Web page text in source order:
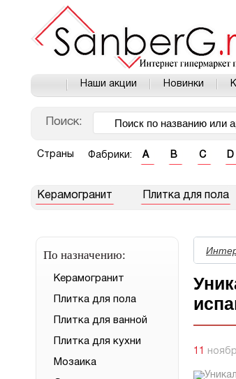
Наши акции Новинки
Поиск:
Страны Фабрики: A B C D
Керамогранит Плитка для пола
По назначению:
Керамогранит
Плитка для пола
Плитка для ванной
Плитка для кухни
Мозаика
11